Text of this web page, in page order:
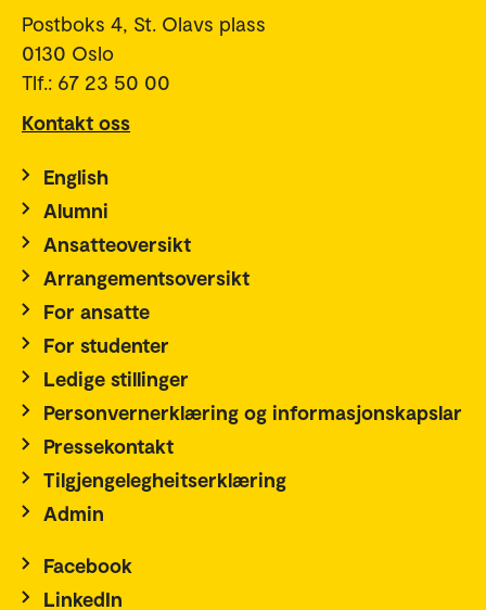
Postboks 4, St. Olavs plass
0130 Oslo
Tlf.: 67 23 50 00
Kontakt oss
English
Alumni
Ansatteoversikt
Arrangementsoversikt
For ansatte
For studenter
Ledige stillinger
Personvernerklæring og informasjonskapslar
Pressekontakt
Tilgjengelegheitserklæring
Admin
Facebook
LinkedIn